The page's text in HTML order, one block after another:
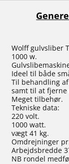
Wolff gulvsliber
1000 w.
Ideel til både
Til behandling
samt til at
Meget tilbehør.
Tekniske data:
220 volt.
1000 watt.
vægt 41 kg.
Omdrejninger
Arbejdsbredde
NB rondel